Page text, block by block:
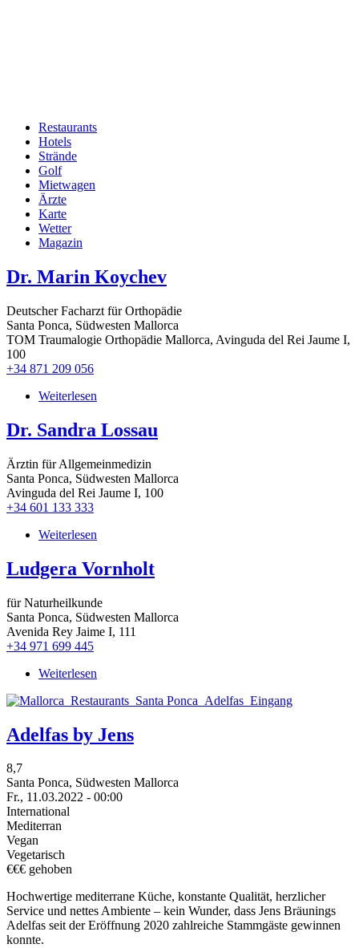
Hauptnavigation
Restaurants
Hotels
Strände
Golf
Mietwagen
Ärzte
Karte
Wetter
Magazin
Dr. Marin Koychev
Deutscher Facharzt für Orthopädie
Santa Ponca, Südwesten Mallorca
TOM Traumalogie Orthopädie Mallorca, Avinguda del Rei Jaume I,
100
+34 871 209 056
Weiterlesen
Marin
Koychev
Dr. Sandra Lossau
Ärztin für Allgemeinmedizin
Santa Ponca, Südwesten Mallorca
Avinguda del Rei Jaume I, 100
+34 601 133 333
Weiterlesen
Sandra
Lossau
Ludgera Vornholt
für Naturheilkunde
Santa Ponca, Südwesten Mallorca
Avenida Rey Jaime I, 111
+34 971 699 445
Weiterlesen
Vornholt
Adelfas by Jens
8,7
Santa Ponca, Südwesten Mallorca
Fr., 11.03.2022 - 00:00
International
Mediterran
Vegan
Vegetarisch
€€€ gehoben
Hochwertige mediterrane Küche, konstante Qualität, herzlicher
Service und nettes Ambiente – kein Wunder, dass Jens Bräunings
Adelfas seit der Eröffnung 2020 zahlreiche Stammgäste gewinnen
konnte.